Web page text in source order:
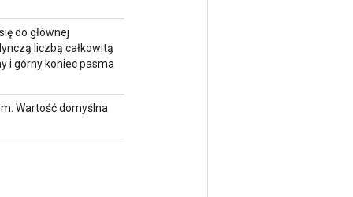
do głównej
liczbą całkowitą
i górny koniec pasma
Wartość domyślna